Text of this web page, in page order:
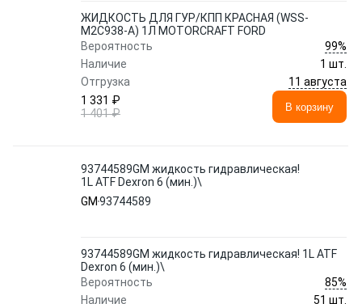
ЖИДКОСТЬ ДЛЯ ГУР/КПП КРАСНАЯ (WSS-
M2C938-A) 1Л MOTORCRAFT FORD
Вероятность
99%
Наличие
1 шт.
Отгрузка
11 августа
1 331 ₽
1 401 ₽
В корзину
93744589GM жидкость гидравлическая!
1L ATF Dexron 6 (мин.)\
GM 93744589
93744589GM жидкость гидравлическая! 1L ATF
Dexron 6 (мин.)\
Вероятность
85%
Наличие
51 шт.